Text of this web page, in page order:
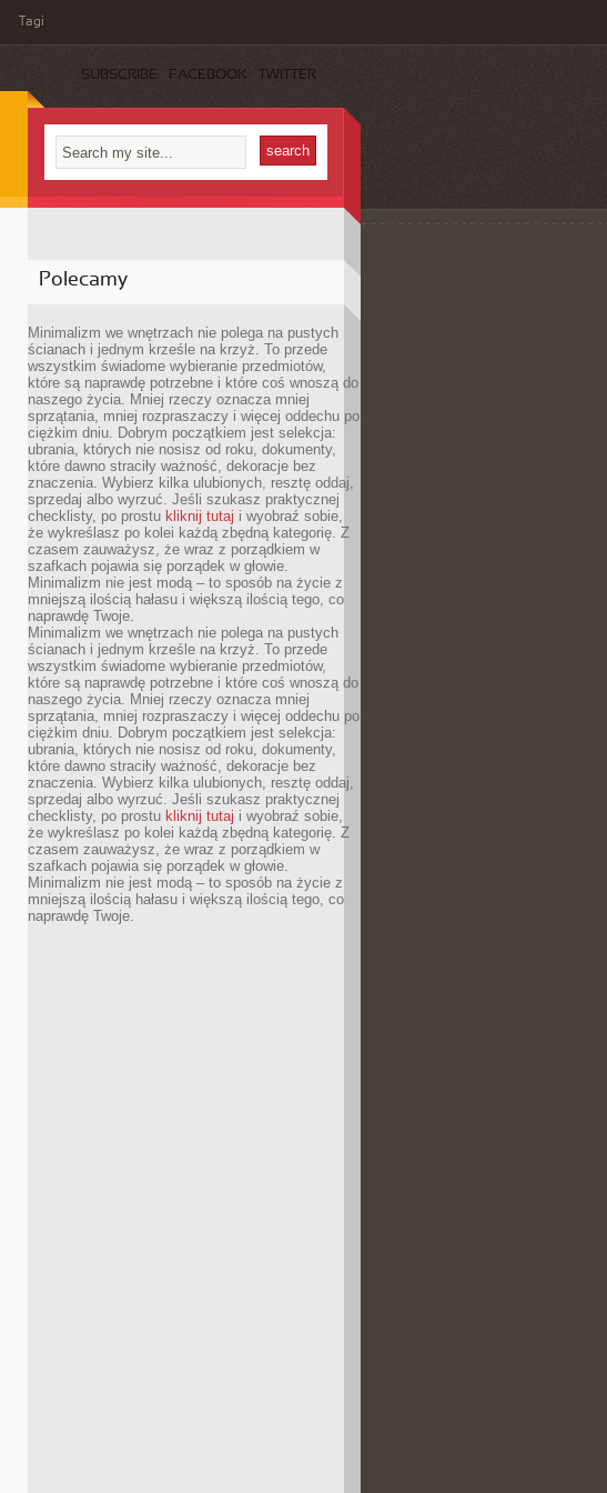
Tagi
SUBSCRIBE FACEBOOK TWITTER
Polecamy
Minimalizm we wnętrzach nie polega na pustych
ścianach i jednym krześle na krzyż. To przede
wszystkim świadome wybieranie przedmiotów,
które są naprawdę potrzebne i które coś wnoszą do
naszego życia. Mniej rzeczy oznacza mniej
sprzątania, mniej rozpraszaczy i więcej oddechu po
ciężkim dniu. Dobrym początkiem jest selekcja:
ubrania, których nie nosisz od roku, dokumenty,
które dawno straciły ważność, dekoracje bez
znaczenia. Wybierz kilka ulubionych, resztę oddaj,
sprzedaj albo wyrzuć. Jeśli szukasz praktycznej
checklisty, po prostu kliknij tutaj i wyobraź sobie,
że wykreślasz po kolei każdą zbędną kategorię. Z
czasem zauważysz, że wraz z porządkiem w
szafkach pojawia się porządek w głowie.
Minimalizm nie jest modą – to sposób na życie z
mniejszą ilością hałasu i większą ilością tego, co
naprawdę Twoje.
Minimalizm we wnętrzach nie polega na pustych
ścianach i jednym krześle na krzyż. To przede
wszystkim świadome wybieranie przedmiotów,
które są naprawdę potrzebne i które coś wnoszą do
naszego życia. Mniej rzeczy oznacza mniej
sprzątania, mniej rozpraszaczy i więcej oddechu po
ciężkim dniu. Dobrym początkiem jest selekcja:
ubrania, których nie nosisz od roku, dokumenty,
które dawno straciły ważność, dekoracje bez
znaczenia. Wybierz kilka ulubionych, resztę oddaj,
sprzedaj albo wyrzuć. Jeśli szukasz praktycznej
checklisty, po prostu kliknij tutaj i wyobraź sobie,
że wykreślasz po kolei każdą zbędną kategorię. Z
czasem zauważysz, że wraz z porządkiem w
szafkach pojawia się porządek w głowie.
Minimalizm nie jest modą – to sposób na życie z
mniejszą ilością hałasu i większą ilością tego, co
naprawdę Twoje.